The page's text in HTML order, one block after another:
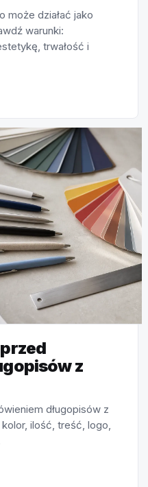
może działać jako
warunki:
trwałość i
z
długopisów z
ilość, treść, logo,